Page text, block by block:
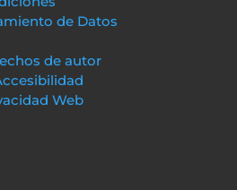
de Datos
de autor
Web